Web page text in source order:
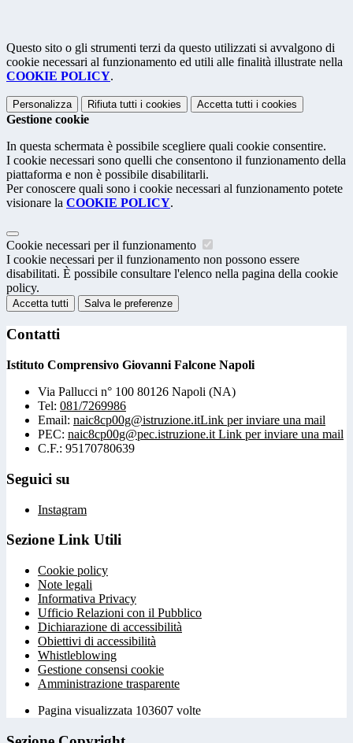
Questo sito o gli strumenti terzi da questo utilizzati si avvalgono di
cookie necessari al funzionamento ed utili alle finalità illustrate nella
COOKIE POLICY.
Personalizza Rifiuta tutti i cookies Accetta tutti i cookies
Gestione cookie
In questa schermata è possibile scegliere quali cookie consentire.
I cookie necessari sono quelli che consentono il funzionamento della
piattaforma e non è possibile disabilitarli.
Per conoscere quali sono i cookie necessari al funzionamento potete
visionare la COOKIE POLICY.
Cookie necessari per il funzionamento
I cookie necessari per il funzionamento non possono essere
disabilitati. È possibile consultare l'elenco nella pagina della cookie
policy.
Accetta tutti Salva le preferenze
Contatti
Istituto Comprensivo Giovanni Falcone Napoli
Via Pallucci n° 100 80126 Napoli (NA)
Tel: 081/7269986
Email: naic8cp00g@istruzione.itLink per inviare una mail
PEC: naic8cp00g@pec.istruzione.it Link per inviare una mail
C.F.: 95170780639
Seguici su
Instagram
Sezione Link Utili
Cookie policy
Note legali
Informativa Privacy
Ufficio Relazioni con il Pubblico
Dichiarazione di accessibilità
Obiettivi di accessibilità
Whistleblowing
Gestione consensi cookie
Amministrazione trasparente
Pagina visualizzata 103607 volte